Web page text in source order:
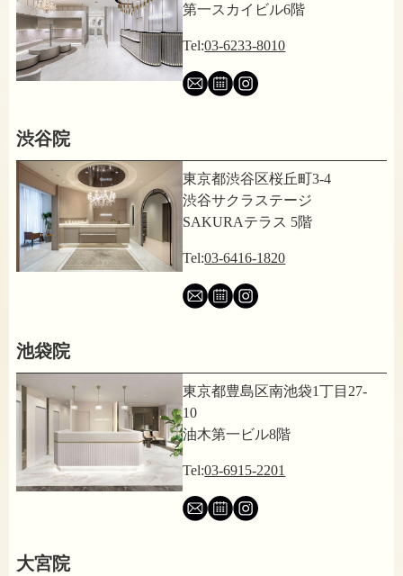
第一スカイビル6階
Tel:03-6233-8010
渋谷院
東京都渋谷区桜丘町3-4
渋谷サクラステージ
SAKURAテラス 5階
Tel:03-6416-1820
池袋院
東京都豊島区南池袋1丁目27-
10
油木第一ビル8階
Tel:03-6915-2201
大宮院